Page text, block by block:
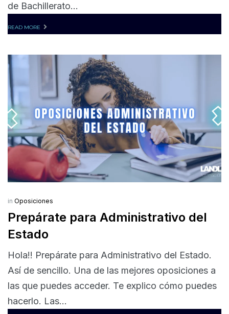
de Bachillerato...
READ MORE
in Oposiciones
Prepárate para Administrativo del
Estado
Hola!! Prepárate para Administrativo del Estado.
Así de sencillo. Una de las mejores oposiciones a
las que puedes acceder. Te explico cómo puedes
hacerlo. Las...